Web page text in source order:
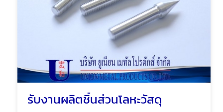
รับงานผลิตชิ้นส่วนโลหะวัสดุ